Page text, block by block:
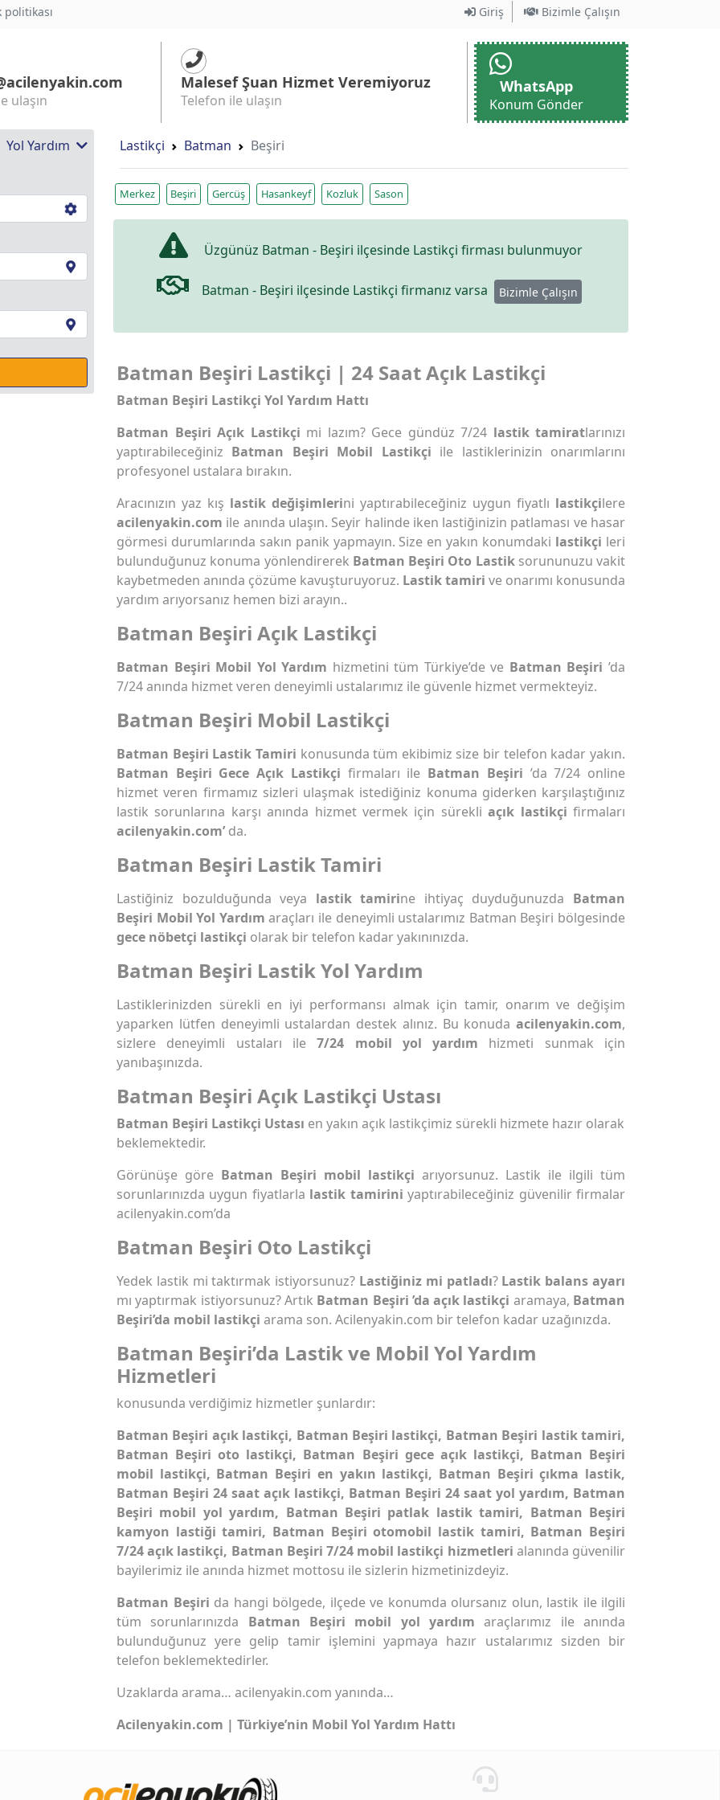
Giriş Bizimle Çalışın
ulaşın
Malesef Şuan Hizmet Veremiyoruz
Telefon ile ulaşın
WhatsApp
Konum Gönder
Yardım Lastikçi Batman Beşiri
Merkez Beşiri Gercüş Hasankeyf Kozluk Sason
Üzgünüz Batman - Beşiri ilçesinde Lastikçi firması bulunmuyor
Batman - Beşiri ilçesinde Lastikçi firmanız varsa Bizimle Çalışın
Batman Beşiri Lastikçi | 24 Saat Açık Lastikçi
Batman Beşiri Lastikçi Yol Yardım Hattı
Batman Beşiri Açık Lastikçi mi lazım? Gece gündüz 7/24 lastik tamiratlarınızı
yaptırabileceğiniz Batman Beşiri Mobil Lastikçi ile lastiklerinizin onarımlarını
profesyonel ustalara bırakın.
Aracınızın yaz kış lastik değişimlerini yaptırabileceğiniz uygun fiyatlı lastikçilere
acilenyakin.com ile anında ulaşın. Seyir halinde iken lastiğinizin patlaması ve hasar
görmesi durumlarında sakın panik yapmayın. Size en yakın konumdaki lastikçi leri
bulunduğunuz konuma yönlendirerek Batman Beşiri Oto Lastiksorununuzu vakit
kaybetmeden anında çözüme kavuşturuyoruz. Lastik tamiri ve onarımı konusunda
yardım arıyorsanız hemen bizi arayın..
Batman Beşiri Açık Lastikçi
Batman Beşiri Mobil Yol Yardım hizmetini tüm Türkiye’de ve Batman Beşiri’da
7/24 anında hizmet veren deneyimli ustalarımız ile güvenle hizmet vermekteyiz.
Batman Beşiri Mobil Lastikçi
Batman Beşiri Lastik Tamiri konusunda tüm ekibimiz size bir telefon kadar yakın.
Batman Beşiri Gece Açık Lastikçi firmaları ile Batman Beşiri ’da 7/24 online
hizmet veren firmamız sizleri ulaşmak istediğiniz konuma giderken karşılaştığınız
lastik sorunlarına karşı anında hizmet vermek için sürekliaçık lastikçi firmaları
acilenyakin.com’ da.
Batman Beşiri Lastik Tamiri
Lastiğiniz bozulduğunda veya lastik tamirine ihtiyaç duyduğunuzda Batman
Beşiri Mobil Yol Yardımaraçları ile deneyimli ustalarımız Batman Beşiri bölgesinde
gece nöbetçi lastikçi olarak bir telefon kadar yakınınızda.
Batman Beşiri Lastik Yol Yardım
Lastiklerinizden sürekli en iyi performansı almak için tamir, onarım ve değişim
yaparken lütfen deneyimli ustalardan destek alınız. Bu konuda acilenyakin.com,
sizlere deneyimli ustaları ile7/24 mobil yol yardım hizmeti sunmak için
yanıbaşınızda.
Batman Beşiri Açık Lastikçi Ustası
Batman Beşiri Lastikçi Ustası en yakın açık lastikçimiz sürekli hizmete hazır olarak
beklemektedir.
Görünüşe göre Batman Beşiri mobil lastikçi arıyorsunuz. Lastik ile ilgili tüm
sorunlarınızda uygun fiyatlarla lastik tamirini yaptırabileceğiniz güvenilir firmalar
acilenyakin.com’da
Batman Beşiri Oto Lastikçi
Yedek lastik mi taktırmak istiyorsunuz? Lastiğiniz mi patladı? Lastik balans ayarı
mı yaptırmak istiyorsunuz? Artık Batman Beşiri ’da açık lastikçi aramaya, Batman
Beşiri’da mobil lastikçi arama son. Acilenyakin.com bir telefon kadar uzağınızda.
Batman Beşiri’da Lastik ve Mobil Yol Yardım
Hizmetleri
konusunda verdiğimiz hizmetler şunlardır:
Batman Beşiri açık lastikçi, Batman Beşiri lastikçi, Batman Beşiri lastik tamiri,
Batman Beşiri oto lastikçi, Batman Beşiri gece açık lastikçi, Batman Beşiri
mobil lastikçi, Batman Beşiri en yakın lastikçi, Batman Beşiri çıkma lastik,
Batman Beşiri 24 saat açık lastikçi, Batman Beşiri 24 saat yol yardım, Batman
Beşiri mobil yol yardım, Batman Beşiri patlak lastik tamiri, Batman Beşiri
kamyon lastiği tamiri, Batman Beşiri otomobil lastik tamiri, Batman Beşiri
7/24 açık lastikçi, Batman Beşiri 7/24 mobil lastikçi hizmetleri alanında güvenilir
bayilerimiz ile anında hizmet mottosu ile sizlerin hizmetinizdeyiz.
Batman Beşiri da hangi bölgede, ilçede ve konumda olursanız olun, lastik ile ilgili
tüm sorunlarınızda Batman Beşiri mobil yol yardımaraçlarımız ile anında
bulunduğunuz yere gelip tamir işlemini yapmaya hazır ustalarımız sizden bir
telefon beklemektedirler.
Uzaklarda arama… acilenyakin.com yanında…
Acilenyakin.com | Türkiye’nin Mobil Yol Yardım Hattı